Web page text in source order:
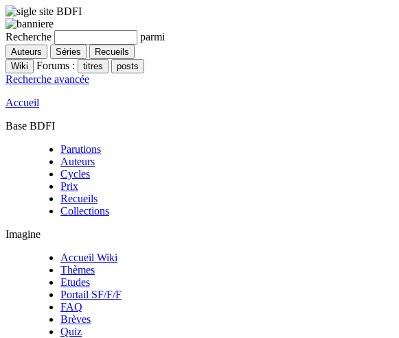
Recherche parmi
Forums :
Recherche avancée
Accueil
Base BDFI
Parutions
Auteurs
Cycles
Prix
Recueils
Collections
Imagine
Accueil Wiki
Thèmes
Etudes
Portail SF/F/F
FAQ
Brèves
Quiz